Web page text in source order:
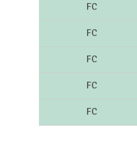
FC
FC
FC
FC
FC